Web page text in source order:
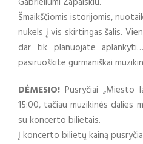
Šmaikščiomis istorijomis,
nukels į vis skirtingas šalis.
dar tik planuojate
pasiruoškite gurmaniškai
DĖMESIO! Pusryčiai „Miesto
15:00, tačiau muzikinės dalies
su koncerto bilietais.
Į koncerto bilietų kainą